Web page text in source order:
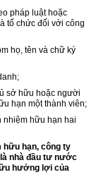
pháp luật hoặc
tổ chức đối với công
họ, tên và chữ ký
sở hữu hoặc người
hạn một thành viên;
nhiệm hữu hạn hai
hữu hạn, công ty
nhà đầu tư nước
hưởng lợi của